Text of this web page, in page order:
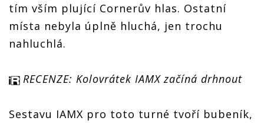
tím vším plující Cornerův hlas. Ostatní
místa nebyla úplně hluchá, jen trochu
nahluchlá.
RECENZE: Kolovrátek IAMX začíná drhnout
Sestavu IAMX pro toto turné tvoří bubeník,